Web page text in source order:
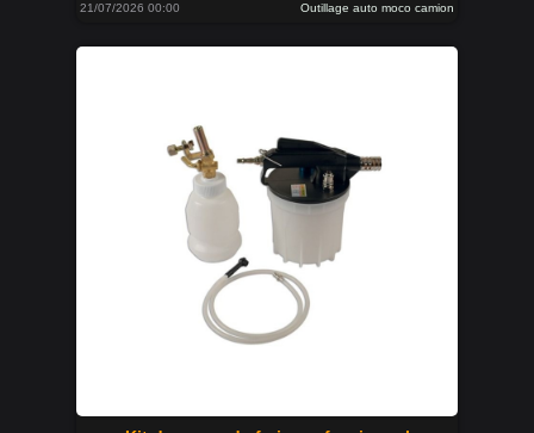
21/07/2026 00:00 Outillage auto moco camion